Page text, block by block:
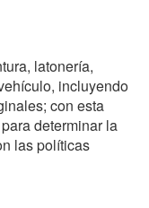
latonería,
incluyendo
con esta
determinar la
las políticas